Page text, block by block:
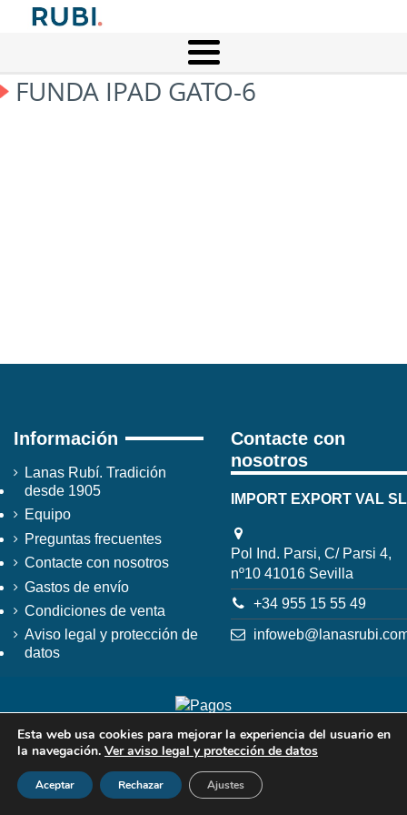
FUNDA IPAD GATO-6
Información
Lanas Rubí. Tradición
desde 1905
Equipo
Preguntas frecuentes
Contacte con nosotros
Gastos de envío
Condiciones de venta
Aviso legal y protección de
datos
Contacte con
nosotros
IMPORT EXPORT VAL SL
Pol Ind. Parsi, C/ Parsi 4,
nº10 41016 Sevilla
+34 955 15 55 49
Esta web usa cookies para mejorar la experiencia del usuario en
la navegación. Ver aviso legal y protección de datos
Aceptar Rechazar Ajustes